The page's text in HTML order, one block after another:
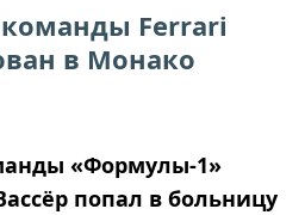
Ferrari
в Монако
«Формулы-1»
попал в больницу